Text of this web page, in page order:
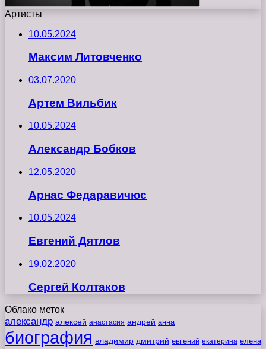
Артисты
10.05.2024
Максим Литовченко
03.07.2020
Артем Вильбик
10.05.2024
Александр Бобков
12.05.2020
Арнас Федаравичюс
10.05.2024
Евгений Дятлов
19.02.2020
Сергей Колтаков
Облако меток
александр алексей анастасия андрей анна
биография владимир дмитрий евгений екатерина елена